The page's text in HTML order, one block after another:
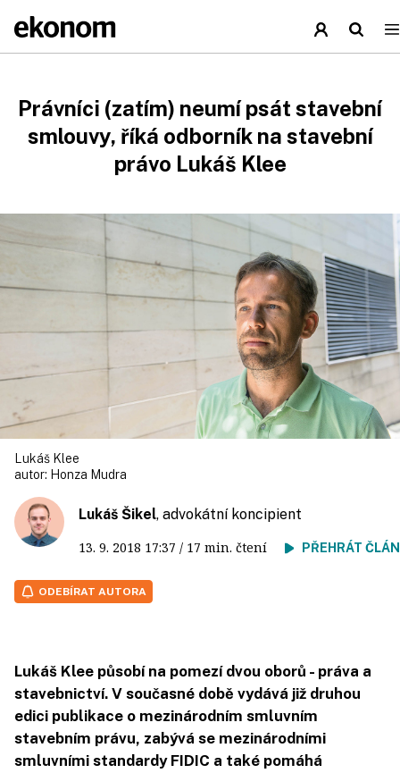
Právníci (zatím) neumí psát stavební
smlouvy, říká odborník na stavební
právo Lukáš Klee
Lukáš Klee
autor: Honza Mudra
Lukáš Šikel, advokátní koncipient
13. 9. 2018 17:37 / 17 min. čtení PŘEHRÁT
ODEBÍRAT AUTORA
Lukáš Klee působí na pomezí dvou oborů - práva a
stavebnictví. V současné době vydává již druhou
edici publikace o mezinárodním smluvním
stavebním právu, zabývá se mezinárodními
smluvními standardy FIDIC a také pomáhá